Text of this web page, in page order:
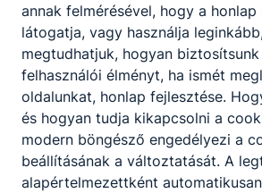
annak felmérésével, hogy a
látogatja, vagy használja
megtudhatjuk, hogyan
felhasználói élményt, ha ismét
oldalunkat, honlap fejlesztése.
és hogyan tudja kikapcsolni a
modern böngésző engedélyezi a
beállításának a változtatását. A
alapértelmezettként